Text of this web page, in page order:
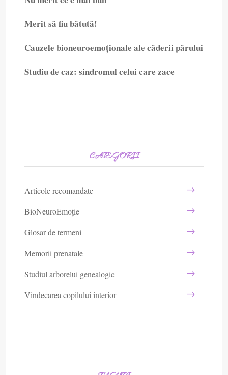
Merit să fiu bătută!
Cauzele bioneuroemoționale ale căderii părului
Studiu de caz: sindromul celui care zace
CATEGORII
Articole recomandate
BioNeuroEmoție
Glosar de termeni
Memorii prenatale
Studiul arborelui genealogic
Vindecarea copilului interior